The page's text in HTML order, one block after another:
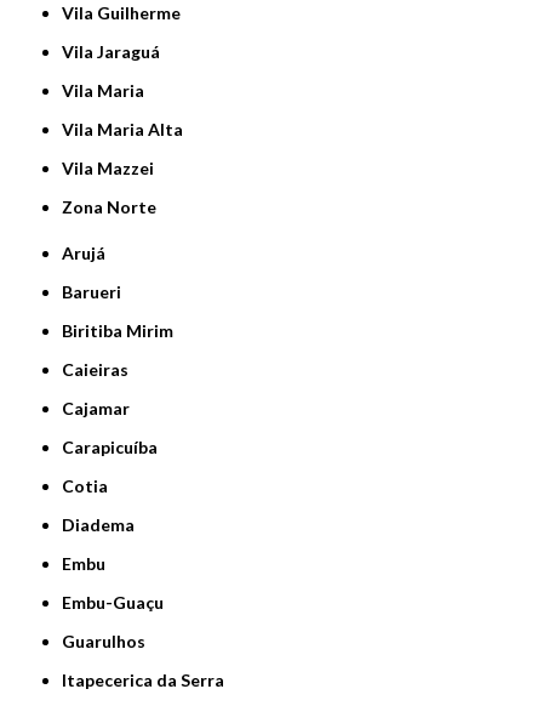
Vila Guilherme
Vila Jaraguá
Vila Maria
Vila Maria Alta
Vila Mazzei
Zona Norte
Arujá
Barueri
Biritiba Mirim
Caieiras
Cajamar
Carapicuíba
Cotia
Diadema
Embu
Embu-Guaçu
Guarulhos
Itapecerica da Serra